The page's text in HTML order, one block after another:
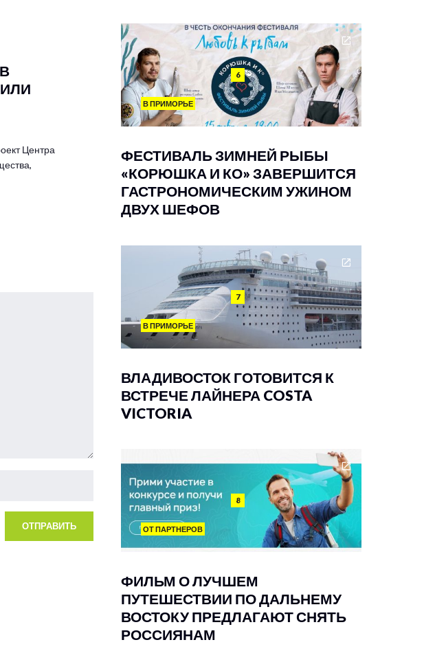
Центра
6
В ПРИМОРЬЕ
ФЕСТИВАЛЬ ЗИМНЕЙ РЫБЫ
«КОРЮШКА И КО» ЗАВЕРШИТСЯ
ГАСТРОНОМИЧЕСКИМ УЖИНОМ
ДВУХ ШЕФОВ
7
В ПРИМОРЬЕ
ВЛАДИВОСТОК ГОТОВИТСЯ К
ВСТРЕЧЕ ЛАЙНЕРА COSTA
VICTORIA
8
ОТ ПАРТНЕРОВ
ФИЛЬМ О ЛУЧШЕМ
ПУТЕШЕСТВИИ ПО ДАЛЬНЕМУ
ВОСТОКУ ПРЕДЛАГАЮТ СНЯТЬ
РОССИЯНАМ